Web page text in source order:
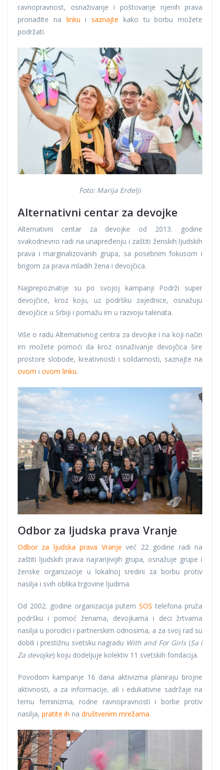
ravnopravnost, osnaživanje i poštovanje njenih prava
pronađite na linku i saznajte kako tu borbu možete
podržati.
Foto: Marija Erdelji
Alternativni centar za devojke
Alternativni centar za devojke od 2013. godine
svakodnevno radi na unapređenju i zaštiti ženskih ljudskih
prava i marginalizovanih grupa, sa posebnim fokusom i
brigom za prava mladih žena i devojčica.
Najprepoznatije su po svojoj kampanji Podrži super
devojčice, kroz koju, uz podršku zajednice, osnažuju
devojčice u Srbiji i pomažu im u razvoju talenata.
Više o radu Alternativnog centra za devojke i na koji način
im možete pomoći da kroz osnaživanje devojčica šire
prostore slobode, kreativnosti i solidarnosti, saznajte na
ovom i ovom linku.
Odbor za ljudska prava Vranje
Odbor za ljudska prava Vranje već 22 godine radi na
zaštiti ljudskih prava najranjivijih grupa, osnažuje grupe i
ženske organizacije u lokalnoj sredini za borbu protiv
nasilja i svih oblika trgovine ljudima.
Od 2002. godine organizacija putemSOS telefona pruža
podršku i pomoć ženama, devojkama i deci žrtvama
nasilja u porodici i partnerskim odnosima, a za svoj rad su
dobili i prestižnu svetsku nagradu With and For Girls(Sa i
Za devojke) koju dodeljuje kolektiv 11 svetskih fondacija.
Povodom kampanje 16 dana aktivizma planiraju brojne
aktivnosti, a za informacije, ali i edukativne sadržaje na
temu feminizma, rodne ravnopravnosti i borbe protiv
nasilja, pratite ih na društvenim mrežama.